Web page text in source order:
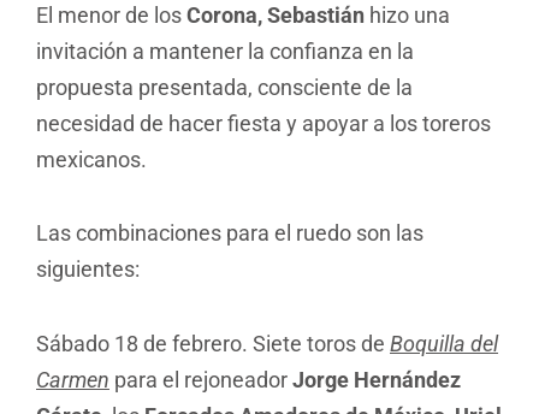
El menor de losCorona, Sebastián hizo una
invitación a mantener la confianza en la
propuesta presentada, consciente de la
necesidad de hacer fiesta y apoyar a los toreros
mexicanos.
Las combinaciones para el ruedo son las
siguientes:
Sábado 18 de febrero. Siete toros de Boquilla del
Carmen para el rejoneadorJorge Hernández